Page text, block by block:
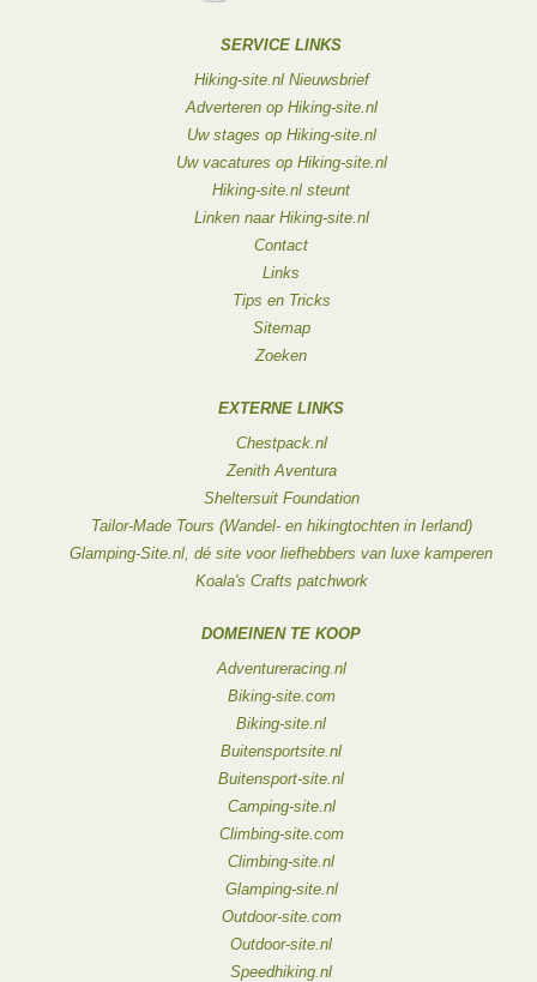
SERVICE LINKS
Hiking-site.nl Nieuwsbrief
Adverteren op Hiking-site.nl
Uw stages op Hiking-site.nl
Uw vacatures op Hiking-site.nl
Hiking-site.nl steunt
Linken naar Hiking-site.nl
Contact
Links
Tips en Tricks
Sitemap
Zoeken
EXTERNE LINKS
Chestpack.nl
Zenith Aventura
Sheltersuit Foundation
Tailor-Made Tours (Wandel- en hikingtochten in Ierland)
Glamping-Site.nl, dé site voor liefhebbers van luxe kamperen
Koala's Crafts patchwork
DOMEINEN TE KOOP
Adventureracing.nl
Biking-site.com
Biking-site.nl
Buitensportsite.nl
Buitensport-site.nl
Camping-site.nl
Climbing-site.com
Climbing-site.nl
Glamping-site.nl
Outdoor-site.com
Outdoor-site.nl
Speedhiking.nl